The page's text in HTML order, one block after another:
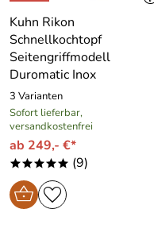
Kuhn Rikon
Schnellkochtopf
Seitengriffmodell
Duromatic Inox
3 Varianten
Sofort lieferbar,
versandkostenfrei
ab 249,- €*
***** (9)